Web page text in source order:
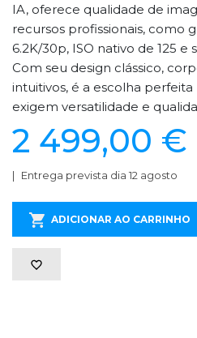
IA, oferece qualidade de
recursos profissionais, como
6.2K/30p, ISO nativo de 125
Com seu design clássico,
intuitivos, é a escolha
exigem versatilidade e
2 499,00 €
Entrega prevista dia 12 agosto
ADICIONAR AO CARRINHO